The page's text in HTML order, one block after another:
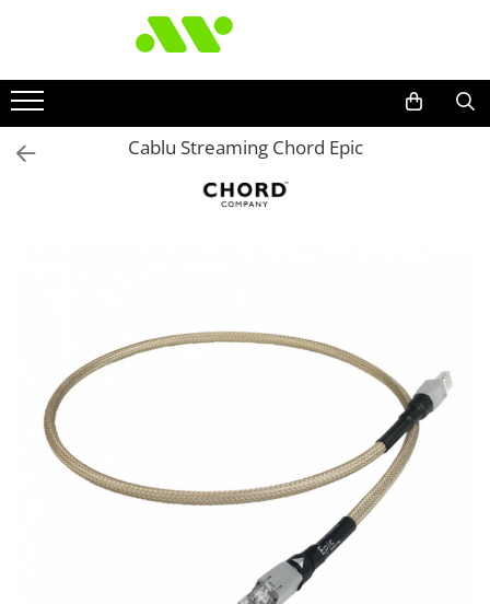
Cablu Streaming Chord Epic